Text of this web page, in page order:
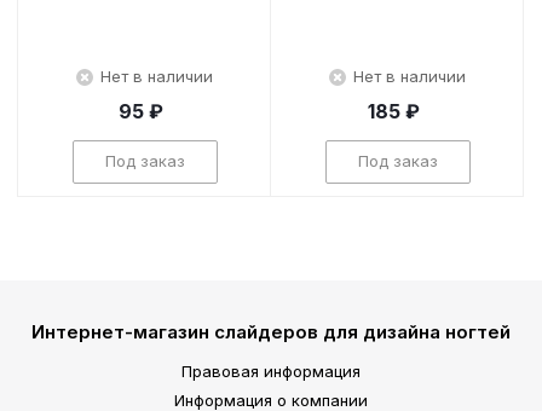
Нет в наличии
95 ₽
Под заказ
Нет в наличии
185 ₽
Под заказ
Интернет-магазин слайдеров для дизайна ногтей
Правовая информация
Информация о компании